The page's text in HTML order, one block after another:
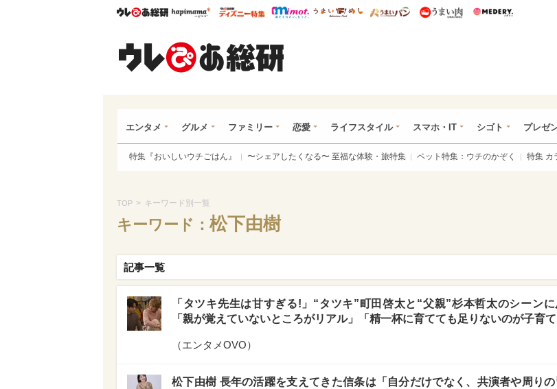
ウレぴあ総研ハピママ* ウレぴあ総研 ディズニー特集
mimot. うまいめし うまいパン うまい肉
エンタメ グルメ ファミリー 恋愛 ライフスタイル スマホ・IT シゴト プレゼ
特集『おいしいウチごはん』 〜シェアしたくなる〜 至福な体験・旅特集 ペット特集：ウチのかぞく 特集 カ
TOP > キーワード別一覧
キーワード： 松下由樹
記事一覧
「タツキ先生は甘すぎる!」“タツキ”町田啓太と“父親”杉本哲太のシーン
「親が覚えていないところがリアル」「精一杯に育てても足りないのが子育て
（エンタメOVO）
松下由樹 長年の活躍を支えてきた信条は「自分だけでなく、共演者や周りの